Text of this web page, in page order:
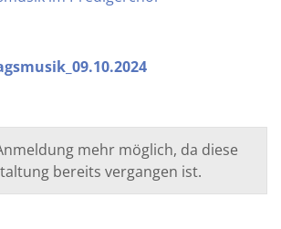
mehr möglich, da diese
bereits vergangen ist.